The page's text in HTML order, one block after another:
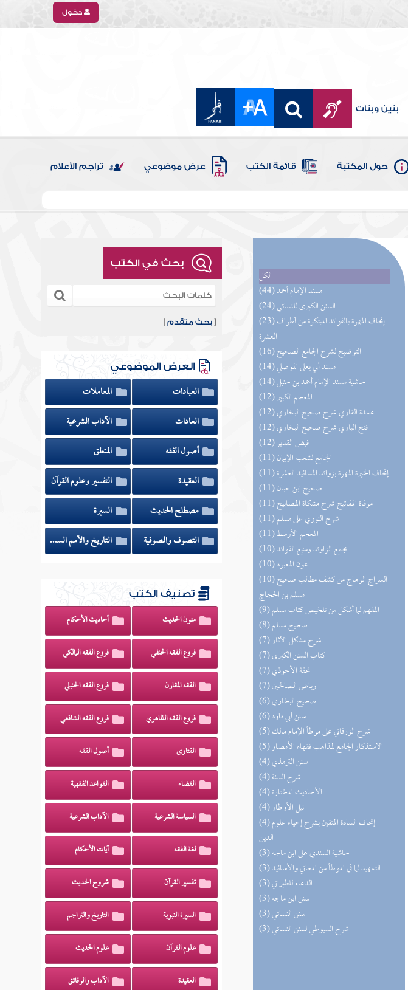
دخول
بنين وبنات
حول المكتبة قائمة الكتب عرض موضوعي تراجم الأعلام
الكل
(44) مسند الإمام أحمد
(24) السنن الكبرى للنسائي
(23) إتحاف المهرة بالفوائد المبتكرة من أطراف
العشرة
(16) التوضيح لشرح الجامع الصحيح
(14) مسند أبي يعلى الموصلي
(14) حاشية مسند الإمام أحمد بن حنبل
(12) المعجم الكبير
(12) عمدة القاري شرح صحيح البخاري
(12) فتح الباري شرح صحيح البخاري
(12) فيض القدير
(11) الجامع لشعب الإيمان
(11) إتحاف الخيرة المهرة بزوائد المسانيد العشرة
(11) صحيح ابن حبان
(11) مرقاة المفاتيح شرح مشكاة المصابيح
(11) شرح النووي على مسلم
(11) المعجم الأوسط
(10) مجمع الزاوئد ومنبع الفوائد
(10) عون المعبود
(10) السراج الوهاج من كشف مطالب صحيح
مسلم بن الحجاج
(9) المفهم لما أشكل من تلخيص كتاب مسلم
(8) صحيح مسلم
(7) شرح مشكل الآثار
(7) كتاب السنن الكبرى
(7) تحفة الأحوذي
(7) رياض الصالحين
(6) صحيح البخاري
(6) سنن أبي داود
(5) شرح الزرقاني على موطأ الإمام مالك
(5) الاستذكار الجامع لمذاهب فقهاء الأمصار
(4) سنن الترمذي
(4) شرح السنة
(4) الأحاديث المختارة
(4) نيل الأوطار
(4) إتحاف السادة المتقين بشرح إحياء علوم
الدين
(3) حاشية السندي على ابن ماجه
(3) التمهيد لما في الموطأ من المعاني والأسانيد
(3) الدعاء للطبراني
(3) سنن ابن ماجه
(3) سنن النسائي
(3) شرح السيوطي لسنن النسائي
بحث في الكتب
[بحث متقدم ]
العرض الموضوعي
العبادات
المعاملات
العادات
الآداب الشرعية
أصول الفقه
المنطق
العقيدة
التفسير وعلوم القرآن
مصطلح الحديث
السيرة
التصوف والصوفية
التاريخ والأمم السابقة
تصنيف الكتب
متون الحديث أحاديث الأحكام
فروع الفقه الحنفي فروع الفقه المالكي
الفقه المقارن فروع الفقه الحنبلي
فروع الفقه الظاهري فروع الفقه الشافعي
الفتاوى أصول الفقه
القضاء القواعد الفقهية
السياسة الشرعية الآداب الشرعية
لغة الفقه آيات الأحكام
تفسير القرآن شروح الحديث
السيرة النبوية التاريخ والتراجم
علوم القرآن علوم الحديث
العقيدة الآداب والرقائق